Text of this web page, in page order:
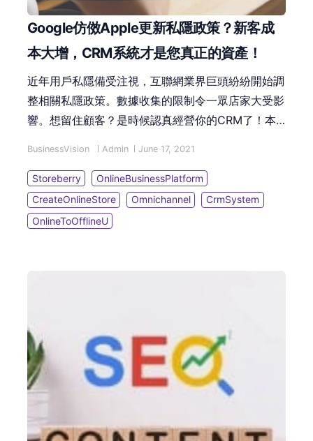
Google仿傚Apple更新私隱政策？新客成
本大增，CRM系統才是您真正的資產！
近年用戶私隱備受注視，互聯網業界巨頭紛紛開始調
整相關私隱政策。數據收集的限制令一眾店家大受影
響。想留住顧客？是時候認真經營你的CRM了！本
BusinessVision Admin June 17, 2021
Storeberry
OnlineBusinessPlatform
CreateOnlineStore
Omnichannel
CrmSystem
OnlineToOfflineU